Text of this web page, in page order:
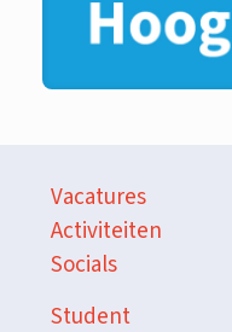
Vacatures
Activiteiten
Socials
Student